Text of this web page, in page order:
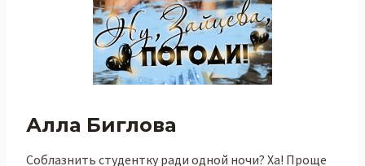
Алла Биглова
Соблазнить студентку ради одной ночи? Ха! Проще